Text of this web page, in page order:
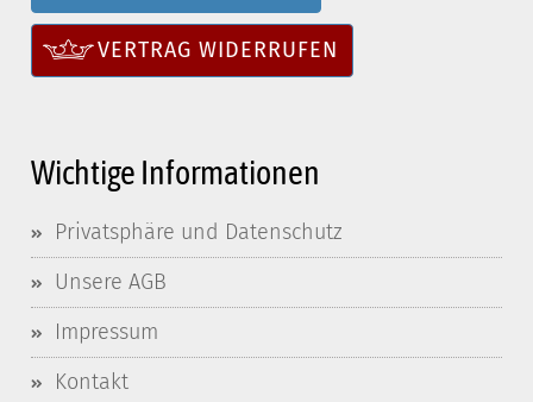
VERTRAG WIDERRUFEN
Wichtige Informationen
Privatsphäre und Datenschutz
Unsere AGB
Impressum
Kontakt